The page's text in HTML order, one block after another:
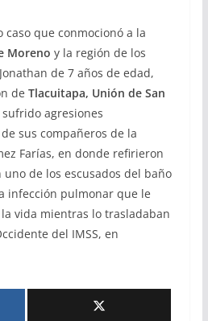
caso que conmocionó a la
Moreno y la región de los
de 7 años de edad,
de Tlacuitapa, Unión de San
agresiones
sus compañeros de la
Farías, en donde refirieron
de los escusados del baño
infección pulmonar que le
vida mientras lo trasladaban
del IMSS, en